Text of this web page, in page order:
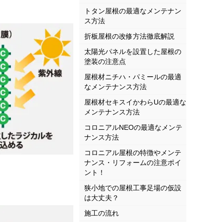
トタン屋根の最適なメンテナン
ス方法
折板屋根の改修方法徹底解説
太陽光パネルを設置した屋根の
塗装の注意点
屋根材ニチハ・パミールの最適
なメンテナンス方法
屋根材セキスイかわらUの最適な
メンテナンス方法
コロニアルNEOの最適なメンテ
ナンス方法
コロニアル屋根の特徴やメンテ
ナンス・リフォームの注意ポイ
ント！
狭小地での屋根工事足場の仮設
は大丈夫？
施工の流れ